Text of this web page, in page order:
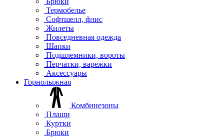
Термобелье
Софтшелл, флис
Жилеты
Повседневная одежда
Шапки
Подшлемники, вороты
Перчатки, варежки
Аксессуары
Горнолыжная
Комбинезоны
Плащи
Куртки
Брюки